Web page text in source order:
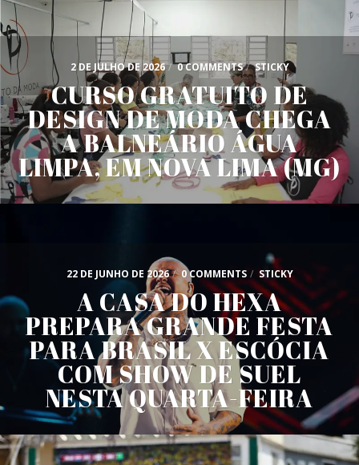
2 DE JULHO DE 2026 / 0 COMMENTS / STICKY
CURSO GRATUITO DE
DESIGN DE MODA CHEGA
A BALNEÁRIO ÁGUA
LIMPA, EM NOVA LIMA (MG)
22 DE JUNHO DE 2026 / 0 COMMENTS / STICKY
A CASA DO HEXA
PREPARA GRANDE FESTA
PARA BRASIL X ESCÓCIA
COM SHOW DE SUEL
NESTA QUARTA-FEIRA